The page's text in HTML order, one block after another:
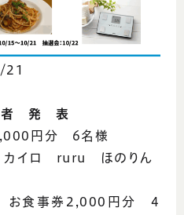
発 表
円分 6名様
イロ ruru ほのりん
食事券2,000円分 4